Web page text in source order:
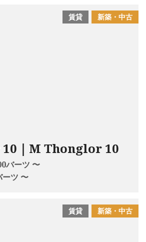
新築・中古
賃貸
10｜M Thonglor 10
バーツ 〜
ツ 〜
新築・中古
賃貸